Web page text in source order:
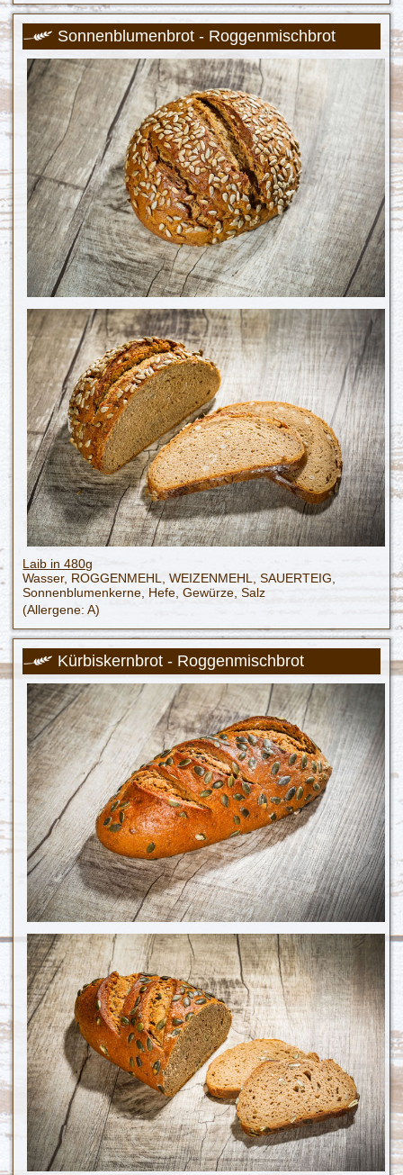
Sonnenblumenbrot - Roggenmischbrot
Laib in 480g
Wasser, ROGGENMEHL, WEIZENMEHL, SAUERTEIG,
Sonnenblumenkerne, Hefe, Gewürze, Salz
(Allergene: A)
Kürbiskernbrot - Roggenmischbrot